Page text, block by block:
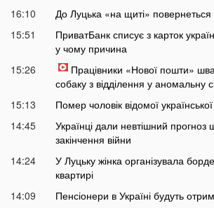
16:10
До Луцька «на щиті»
15:51
ПриватБанк списує з карток
у чому причина
15:26
Працівники «Нової пошти»
собаку з відділення у аномальну
15:13
Помер чоловік відомої
14:45
Українці дали невтішний прогноз
закінчення війни
14:24
У Луцьку жінка організувала
квартирі
14:09
Пенсіонери в Україні будуть